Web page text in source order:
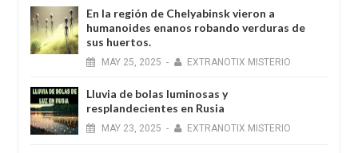
En la región de Chelyabinsk vieron a
humanoides enanos robando verduras de
sus huertos.
MAY 25, 2025 - EXTRANOTIX MISTERIO
Lluvia de bolas luminosas y
resplandecientes en Rusia
MAY 23, 2025 - EXTRANOTIX MISTERIO